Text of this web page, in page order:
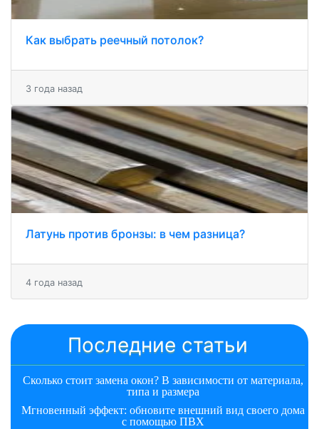
Как выбрать реечный потолок?
3 года назад
Латунь против бронзы: в чем разница?
4 года назад
Последние статьи
Сколько стоит замена окон? В зависимости от материала,
типа и размера
Мгновенный эффект: обновите внешний вид своего дома
с помощью ПВХ